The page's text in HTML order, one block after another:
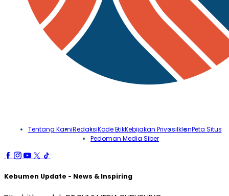
Tentang KamiRedaksiKode EtikKebijakan PrivasiIklanPeta Situs
Pedoman Media Siber
Kebumen Update - News & Inspiring